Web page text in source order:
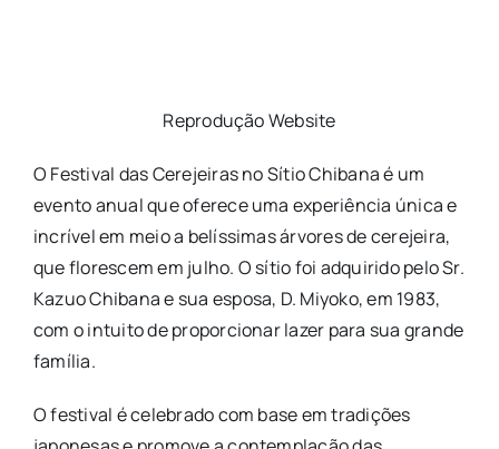
Reprodução Website
O Festival das Cerejeiras no Sítio Chibana é um
evento anual que oferece uma experiência única e
incrível em meio a belíssimas árvores de cerejeira,
que florescem em julho. O sítio foi adquirido pelo Sr.
Kazuo Chibana e sua esposa, D. Miyoko, em 1983,
com o intuito de proporcionar lazer para sua grande
família.
O festival é celebrado com base em tradições